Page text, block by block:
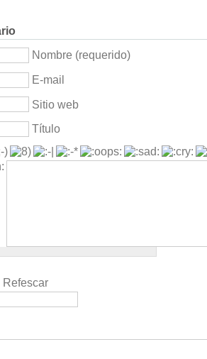
Nombre (requerido)
E-mail
Sitio web
Título
Refescar